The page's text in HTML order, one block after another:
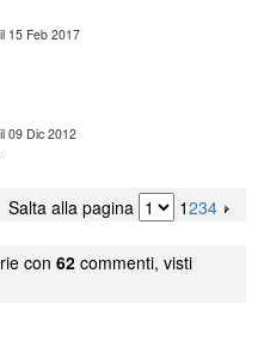
15 Feb 2017
09 Dic 2012
Salta alla pagina 1234
con 62 commenti, visti